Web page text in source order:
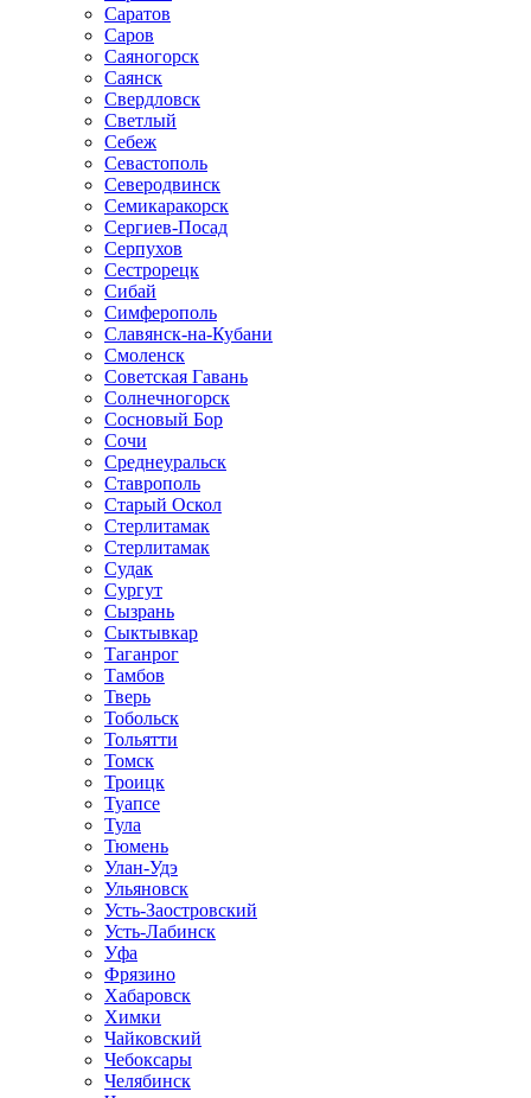
Саратов
Саров
Саяногорск
Саянск
Свердловск
Светлый
Себеж
Севастополь
Северодвинск
Семикаракорск
Сергиев-Посад
Серпухов
Сестрорецк
Сибай
Симферополь
Славянск-на-Кубани
Смоленск
Советская Гавань
Солнечногорск
Сосновый Бор
Сочи
Среднеуральск
Ставрополь
Старый Оскол
Стерлитамак
Стерлитамак
Судак
Сургут
Сызрань
Сыктывкар
Таганрог
Тамбов
Тверь
Тобольск
Тольятти
Томск
Троицк
Туапсе
Тула
Тюмень
Улан-Удэ
Ульяновск
Усть-Заостровский
Усть-Лабинск
Уфа
Фрязино
Хабаровск
Химки
Чайковский
Чебоксары
Челябинск